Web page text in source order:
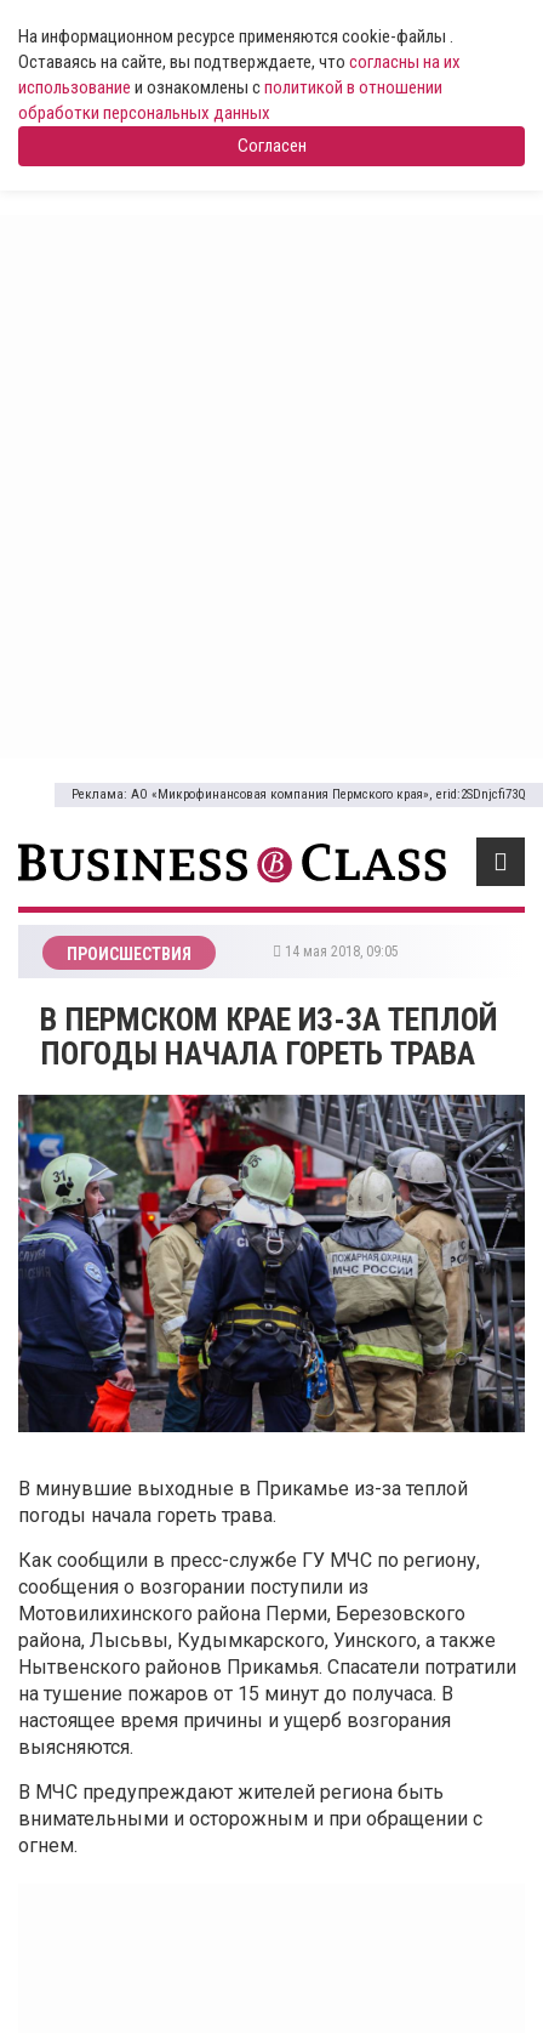
На информационном ресурсе применяются cookie-файлы .
Оставаясь на сайте, вы подтверждаете, что согласны на их
использование и ознакомлены сполитикой в отношении
обработки персональных данных
Согласен
Реклама: АО «Микрофинансовая компания Пермского края», erid:2SDnjcfi73Q
ПРОИСШЕСТВИЯ 14 мая 2018, 09:05
В ПЕРМСКОМ КРАЕ ИЗ-ЗА ТЕПЛОЙ
ПОГОДЫ НАЧАЛА ГОРЕТЬ ТРАВА
В минувшие выходные в Прикамье из-за теплой
погоды начала гореть трава.
Как сообщили в пресс-службе ГУ МЧС по региону,
сообщения о возгорании поступили из
Мотовилихинского района Перми, Березовского
района, Лысьвы, Кудымкарского, Уинского, а также
Нытвенского районов Прикамья. Спасатели потратили
на тушение пожаров от 15 минут до получаса. В
настоящее время причины и ущерб возгорания
выясняются.
В МЧС предупреждают жителей региона быть
внимательными и осторожным и при обращении с
огнем.